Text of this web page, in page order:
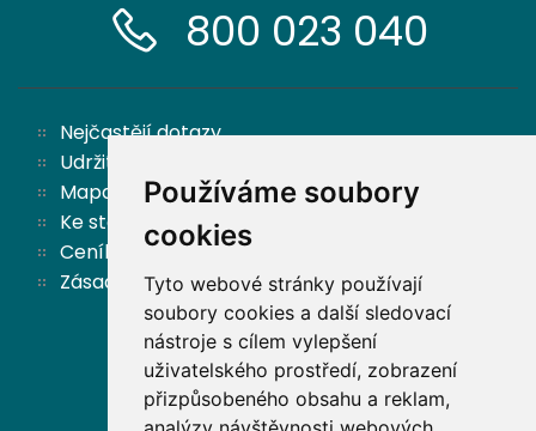
Používáme soubory
cookies
Tyto webové stránky používají
soubory cookies a další sledovací
nástroje s cílem vylepšení
uživatelského prostředí, zobrazení
přizpůsobeného obsahu a reklam,
800 023 040
Nejčastějí dotazy
Udržitelnost
Mapa stránek
Ke stažení
Ceník
Zásady ochrany osobních údajů a cookies
Zpět nahoru